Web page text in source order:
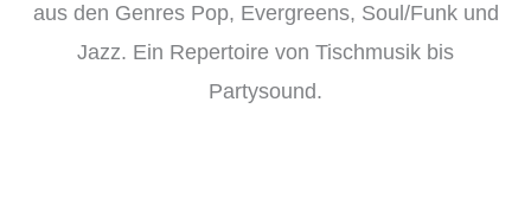
aus den Genres Pop, Evergreens, Soul/Funk und
Jazz. Ein Repertoire von Tischmusik bis
Partysound.